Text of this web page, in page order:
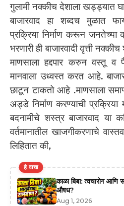
गुलामी नक्कीच देशाला खड्ड्यात
बाजारवाद हा शब्दच मुळात
प्रक्रिया निर्माण करून जनतेच्या
भरणारी ही बाजारवादी वृत्ती
माणसाला हद्दपार करुन वस्तू
मानवाला उध्वस्त करत आहे.
छाटून टाकतो आहे .माणसाला
अड्डे निर्माण करण्याची प्रक्रिया
बदनामीचे शस्त्र बाजारवाद या
वर्तमानातील खाजगीकरणाचे
लिहितात की,
हे वाचा
काळा बिबा: त्वचारोग आणि
औषध?
Aug 1, 2026